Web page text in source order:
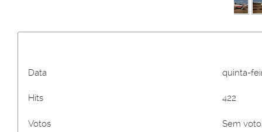
Data quinta-
Hits 422
Votos Sem